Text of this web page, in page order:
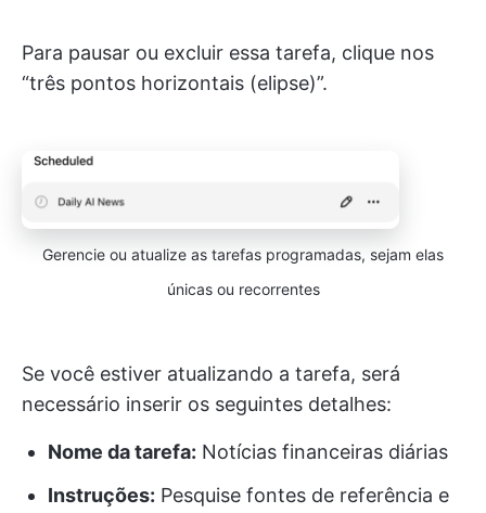
Para pausar ou excluir essa tarefa, clique nos
“três pontos horizontais (elipse)”.
Gerencie ou atualize as tarefas programadas, sejam elas
únicas ou recorrentes
Se você estiver atualizando a tarefa, será
necessário inserir os seguintes detalhes:
Nome da tarefa: Notícias financeiras diárias
Instruções: Pesquise fontes de referência e